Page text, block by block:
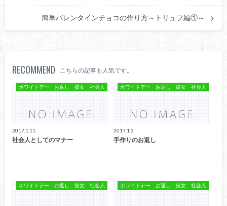
簡単バレンタインチョコの作り方～トリュフ編①～
RECOMMEND こちらの記事も人気です。
ホワイトデー お返し 彼女 社会人
2017.1.11
社会人としてのマナー
ホワイトデー お返し 彼女 社会人
2017.1.3
手作りのお返し
ホワイトデー お返し 彼女 社会人 ホワイトデー お返し 彼女 社会人